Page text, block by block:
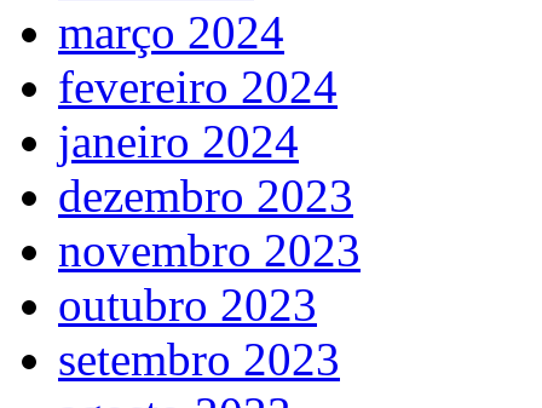
março 2024
fevereiro 2024
janeiro 2024
dezembro 2023
novembro 2023
outubro 2023
setembro 2023